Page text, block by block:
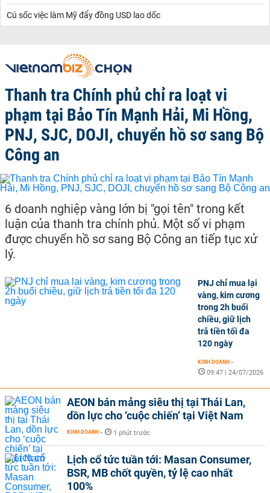
Cú sốc việc làm Mỹ đẩy đồng USD lao dốc
Thanh tra Chính phủ chỉ ra loạt vi
phạm tại Bảo Tín Mạnh Hải, Mi Hồng,
PNJ, SJC, DOJI, chuyển hồ sơ sang Bộ
Công an
6 doanh nghiệp vàng lớn bị "gọi tên" trong kết
luận của thanh tra chính phủ. Một số vi phạm
được chuyển hồ sơ sang Bộ Công an tiếp tục xử
lý.
PNJ chỉ mua lại
vàng, kim cương
trong 2h buổi
chiều, giữ lịch
trả tiền tối đa
120 ngày
KINH DOANH -
09:47 | 24/07/2026
AEON bán mảng siêu thị tại Thái Lan,
dồn lực cho ‘cuộc chiến’ tại Việt Nam
KINH DOANH - 1 phút trước
Lịch cổ tức tuần tới: Masan Consumer,
BSR, MB chốt quyền, tỷ lệ cao nhất
100%